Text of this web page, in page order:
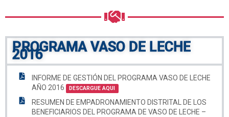
PROGRAMA VASO DE LECHE
2016
INFORME DE GESTIÓN DEL PROGRAMA VASO DE LECHE
AÑO 2016
DESCARGUE AQUI
RESUMEN DE EMPADRONAMIENTO DISTRITAL DE LOS
BENEFICIARIOS DEL PROGRAMA DE VASO DE LECHE –